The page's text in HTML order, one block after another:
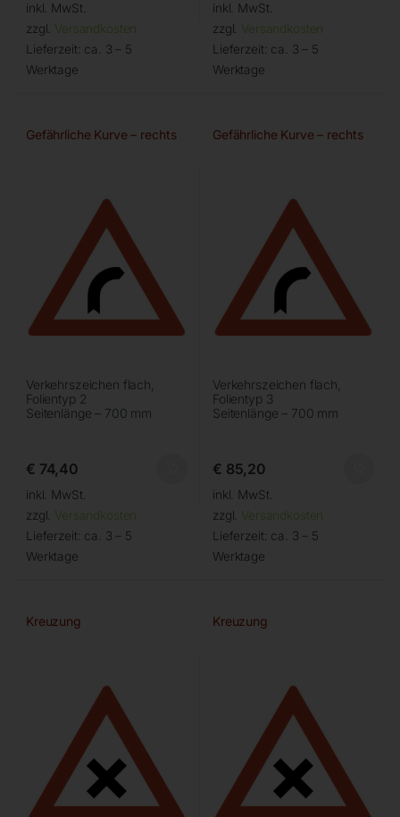
inkl. MwSt.
zzgl. Versandkosten
Lieferzeit: ca. 3 – 5
Werktage
inkl. MwSt.
zzgl. Versandkosten
Lieferzeit: ca. 3 – 5
Werktage
Gefährliche Kurve – rechts
Verkehrszeichen flach,
Folientyp 2
Seitenlänge – 700 mm
€ 74,40
inkl. MwSt.
zzgl. Versandkosten
Lieferzeit: ca. 3 – 5
Werktage
Gefährliche Kurve – rechts
Verkehrszeichen flach,
Folientyp 3
Seitenlänge – 700 mm
€ 85,20
inkl. MwSt.
zzgl. Versandkosten
Lieferzeit: ca. 3 – 5
Werktage
Kreuzung Kreuzung